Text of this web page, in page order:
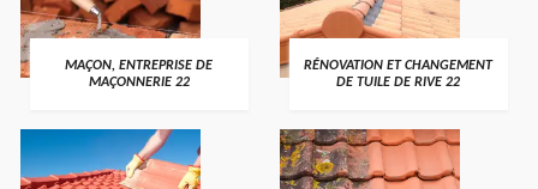
MAÇON, ENTREPRISE DE
MAÇONNERIE 22
RÉNOVATION ET CHANGEMENT
DE TUILE DE RIVE 22